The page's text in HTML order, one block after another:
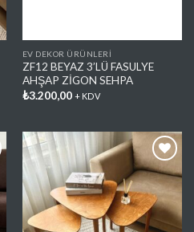
EV DEKOR ÜRÜNLERİ
ZF12 BEYAZ 3’LÜ FASULYE
AHŞAP ZİGON SEHPA
₺3.200,00 + KDV
Favorilere
Ekle